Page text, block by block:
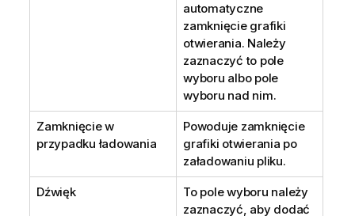
automatyczne
zamknięcie grafiki
otwierania. Należy
zaznaczyć to pole
wyboru albo pole
wyboru nad nim.
Zamknięcie w
przypadku ładowania
Powoduje zamknięcie
grafiki otwierania po
załadowaniu pliku.
Dźwięk
To pole wyboru należy
zaznaczyć, aby dodać